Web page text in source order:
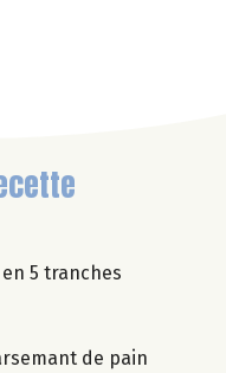
5 tranches
de pain